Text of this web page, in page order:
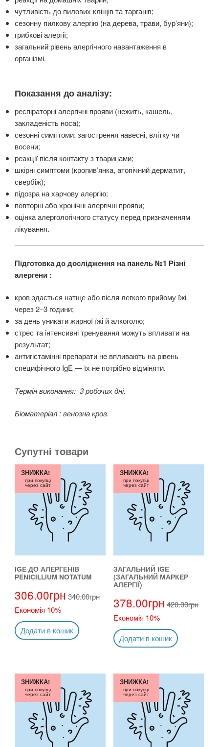
чутливість до пилових кліщів та тарганів;
сезонну пилкову алергію (на дерева, трави, бур’яни);
грибкові алергії;
загальний рівень алергічного навантаження в
організмі.
Показання до аналізу:
респіраторні алергічні прояви (нежить, кашель,
закладеність носа);
сезонні симптоми: загострення навесні, влітку чи
восени;
реакції після контакту з тваринами;
шкірні симптоми (кропив’янка, атопічний дерматит,
свербіж);
підозра на харчову алергію;
повторні або хронічні алергічні прояви;
оцінка алергологічного статусу перед призначенням
лікування.
Підготовка до дослідження на панель №1 Різні
алергени :
кров здається натще або після легкого прийому їжі
через 2–3 години;
за день уникати жирної їжі й алкоголю;
стрес та інтенсивні тренування можуть впливати на
результат;
антигістамінні препарати не впливають на рівень
специфічного IgE — їх не потрібно відміняти.
Термін виконання: 3 робочих дні.
Біоматеріал : венозна кров.
Супутні товари
IGE ДО АЛЕРГЕНІВ
PENICILLIUM NOTATUM
306.00грн 340.00грн
Економія 10%
ЗНИЖКА!
при покупці
через сайт
Додати в кошик
ЗАГАЛЬНИЙ IGE
(ЗАГАЛЬНИЙ МАРКЕР
АЛЕРГІЇ)
378.00грн 420.00грн
Економія 10%
ЗНИЖКА!
при покупці
через сайт
Додати в кошик
ЗНИЖКА!
при покупці
через сайт
ЗНИЖКА!
при покупці
через сайт